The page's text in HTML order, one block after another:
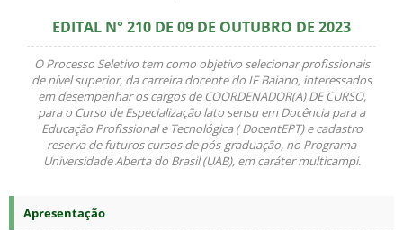
EDITAL N° 210 DE 09 DE OUTUBRO DE 2023
O Processo Seletivo tem como objetivo selecionar profissionais
de nível superior, da carreira docente do IF Baiano, interessados
em desempenhar os cargos de COORDENADOR(A) DE CURSO,
para o Curso de Especialização lato sensu em Docência para a
Educação Profissional e Tecnológica ( DocentEPT) e cadastro
reserva de futuros cursos de pós-graduação, no Programa
Universidade Aberta do Brasil (UAB), em caráter multicampi.
Apresentação